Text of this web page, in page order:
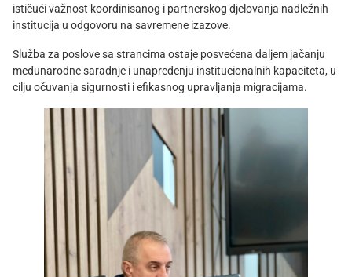
ističući važnost koordinisanog i partnerskog djelovanja nadležnih
institucija u odgovoru na savremene izazove.
Služba za poslove sa strancima ostaje posvećena daljem jačanju
međunarodne saradnje i unapređenju institucionalnih kapaciteta, u
cilju očuvanja sigurnosti i efikasnog upravljanja migracijama.